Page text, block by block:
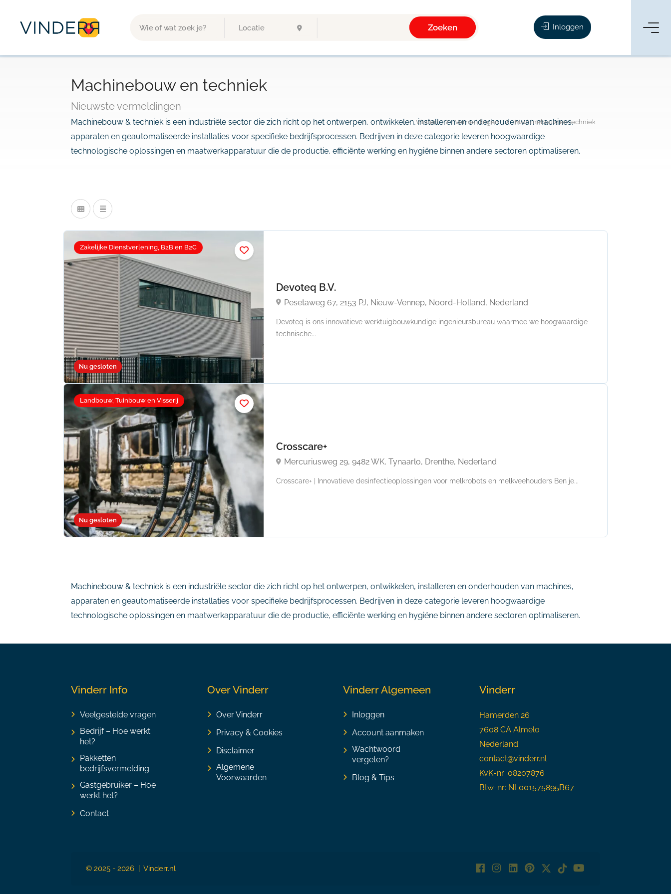
Zoeken Inloggen
Machinebouw en techniek
Nieuwste vermeldingen
Machinebouw & techniek is een industriële sector die zich richt op het ontwerpen, ontwikkelen, installeren en onderhouden van machines,
apparaten en geautomatiseerde installaties voor specifieke bedrijfsprocessen. Bedrijven in deze categorie leveren hoogwaardige
technologische oplossingen en maatwerkapparatuur die de productie, efficiënte werking en hygiëne binnen andere sectoren optimaliseren.
Vinderr Vermeldingen Machinebouw en techniek
Nu gesloten
Zakelijke Dienstverlening, B2B en B2C
Devoteq B.V.
Pesetaweg 67, 2153 PJ, Nieuw-Vennep, Noord-Holland, Nederland
Devoteq is ons innovatieve werktuigbouwkundige ingenieursbureau waarmee we hoogwaardige
technische...
Nu gesloten
Landbouw, Tuinbouw en Visserij
Crosscare+
Mercuriusweg 29, 9482 WK, Tynaarlo, Drenthe, Nederland
Crosscare+ | Innovatieve desinfectieoplossingen voor melkrobots en melkveehouders Ben je...
Machinebouw & techniek is een industriële sector die zich richt op het ontwerpen, ontwikkelen, installeren en onderhouden van machines,
apparaten en geautomatiseerde installaties voor specifieke bedrijfsprocessen. Bedrijven in deze categorie leveren hoogwaardige
technologische oplossingen en maatwerkapparatuur die de productie, efficiënte werking en hygiëne binnen andere sectoren optimaliseren.
Vinderr Info
Veelgestelde vragen
Bedrijf – Hoe werkt
het?
Pakketten
bedrijfsvermelding
Gastgebruiker – Hoe
werkt het?
Contact
Over Vinderr
Over Vinderr
Privacy & Cookies
Disclaimer
Algemene
Voorwaarden
Vinderr Algemeen
Inloggen
Account aanmaken
Wachtwoord
vergeten?
Blog & Tips
Vinderr
Hamerden 26
7608 CA Almelo
Nederland
contact@vinderr.nl
KvK-nr: 08207876
Btw-nr: NL001575895B67
© 2025 - 2026 | Vinderr.nl